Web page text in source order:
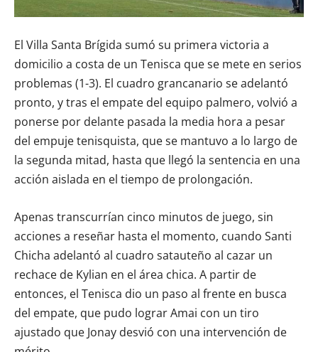
El Villa Santa Brígida sumó su primera victoria a
domicilio a costa de un Tenisca que se mete en serios
problemas (1-3). El cuadro grancanario se adelantó
pronto, y tras el empate del equipo palmero, volvió a
ponerse por delante pasada la media hora a pesar
del empuje tenisquista, que se mantuvo a lo largo de
la segunda mitad, hasta que llegó la sentencia en una
acción aislada en el tiempo de prolongación.
Apenas transcurrían cinco minutos de juego, sin
acciones a reseñar hasta el momento, cuando Santi
Chicha adelantó al cuadro satauteño al cazar un
rechace de Kylian en el área chica. A partir de
entonces, el Tenisca dio un paso al frente en busca
del empate, que pudo lograr Amai con un tiro
ajustado que Jonay desvió con una intervención de